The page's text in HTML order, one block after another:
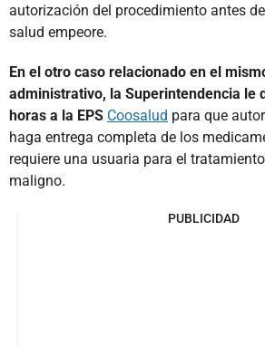
autorización del procedimiento antes
salud empeore.
En el otro caso relacionado en el
administrativo, la Superintendencia le
horas a la EPS Coosalud para que
haga entrega completa de los
requiere una usuaria para el
maligno.
PUBLICIDAD